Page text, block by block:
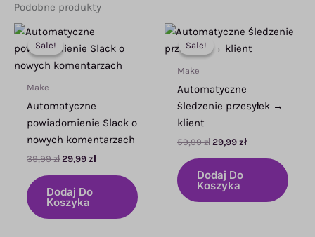
Podobne produkty
Sale!
Sale!
Make
Automatyczne
powiadomienie Slack o
nowych komentarzach
39,99zł Pierwotna
39,99 zł.
29,99 złAktualna
wynosi:
Dodaj Do
Koszyka
Sale!
Sale!
Make
Automatyczne
śledzenie przesyłek →
klient
59,99zł Pierwotna
59,99 zł.
29,99 złAktualna
wynosi:
Dodaj Do
Koszyka